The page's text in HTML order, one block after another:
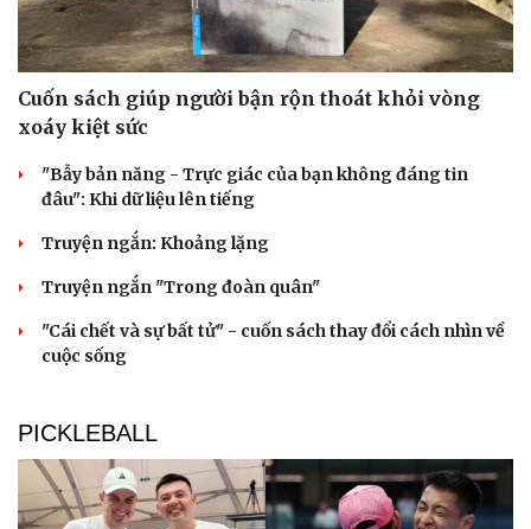
Cuốn sách giúp người bận rộn thoát khỏi vòng
xoáy kiệt sức
"Bẫy bản năng - Trực giác của bạn không đáng tin
đâu": Khi dữ liệu lên tiếng
Truyện ngắn: Khoảng lặng
Truyện ngắn "Trong đoàn quân"
"Cái chết và sự bất tử" - cuốn sách thay đổi cách nhìn về
cuộc sống
PICKLEBALL